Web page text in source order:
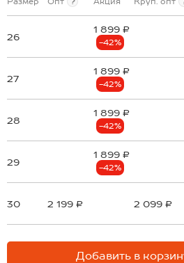
26
1 899 ₽
-42%
27
1 899 ₽
-42%
28
1 899 ₽
-42%
29
1 899 ₽
-42%
30 2 199 ₽ 2 099 ₽
Добавить в